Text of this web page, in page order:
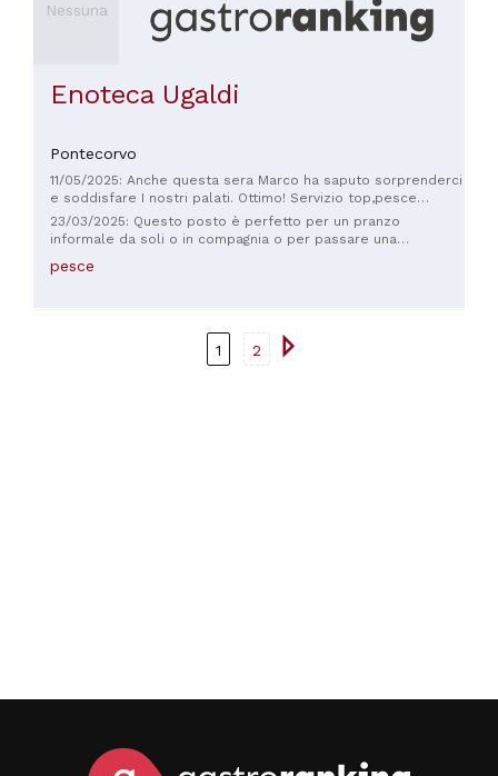
Nessuna
Enoteca Ugaldi
Pontecorvo
11/05/2025: Anche questa sera Marco ha saputo sorprenderci
e soddisfare I nostri palati. Ottimo! Servizio top,pesce
fresco novità insuperabili. Ugaldi forever!
23/03/2025: Questo posto è perfetto per un pranzo
informale da soli o in compagnia o per passare una
amici
pesce
1 2